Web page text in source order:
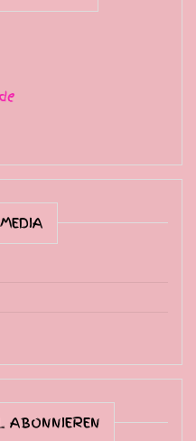
ABONNIEREN